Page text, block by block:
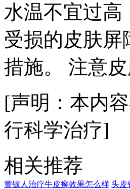
水温不宜过高
受损的皮肤屏
措施。 注意
[声明：本内
行科学治疗]
相关推荐
黄铍人治疗牛皮癣效果怎么样 头皮